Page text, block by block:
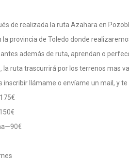
de realizada la ruta Azahara en
provincia de Toledo donde
además de ruta, aprendan o
la ruta trascurrirá por los terrenos mas
inscribir llámame o envíame un mail, y